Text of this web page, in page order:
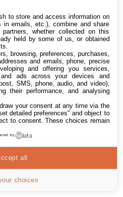
to store and access information on
in emails, etc.), combine and share
whether collected on this
held by some of us, or obtained
browsing, preferences, purchases,
and emails, phone, precise
and offering you services,
ads across your devices and
SMS, phone, audio, and video),
their performance, and analysing
your consent at any time via the
detailed preferences" and object to
to consent. These choices remain
by
choices
all